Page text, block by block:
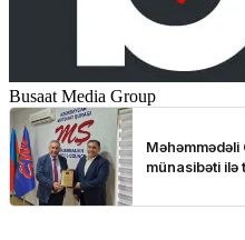
Busaat Media Group